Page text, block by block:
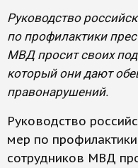
Руководство
по профилактики
МВД просит своих
который они дают
правонарушений.
Руководство
мер по
сотрудников МВД